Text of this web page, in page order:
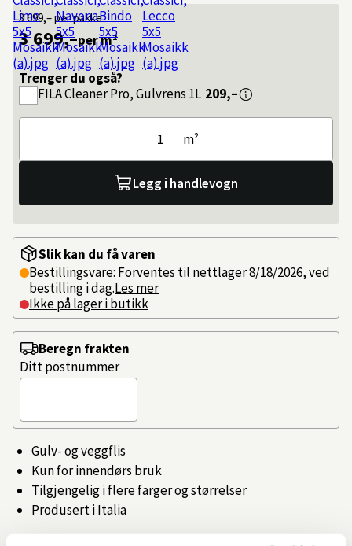
3 699,–per pakke
3 699,–per m²
Trenger du også?
FILACleaner Pro, Gulvrens 1L 209,–
m²
Legg i handlevogn
Slik kan du få varen
Bestillingsvare: Forventes til nettlager 8/18/2026, ved
bestilling i dag.Les mer
Ikke på lager i butikk
Gulv- og veggflis
Kun for innendørs bruk
Tilgjengelig i flere farger og størrelser
Produsert i Italia
Beregn frakten
Ditt postnummer